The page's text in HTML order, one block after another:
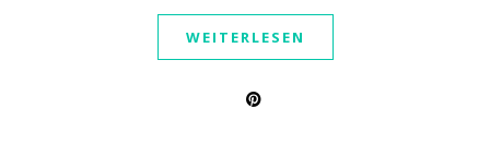
WEITERLESEN